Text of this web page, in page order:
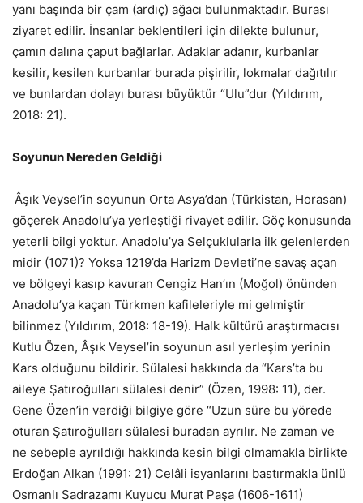
yanı başında bir çam (ardıç) ağacı bulunmaktadır. Burası
ziyaret edilir. İnsanlar beklentileri için dilekte bulunur,
çamın dalına çaput bağlarlar. Adaklar adanır, kurbanlar
kesilir, kesilen kurbanlar burada pişirilir, lokmalar dağıtılır
ve bunlardan dolayı burası büyüktür “Ulu”dur (Yıldırım,
2018: 21).
Soyunun Nereden Geldiği
Âşık Veysel’in soyunun Orta Asya’dan (Türkistan, Horasan)
göçerek Anadolu’ya yerleştiği rivayet edilir. Göç konusunda
yeterli bilgi yoktur. Anadolu’ya Selçuklularla ilk gelenlerden
midir (1071)? Yoksa 1219’da Harizm Devleti’ne savaş açan
ve bölgeyi kasıp kavuran Cengiz Han’ın (Moğol) önünden
Anadolu’ya kaçan Türkmen kafileleriyle mi gelmiştir
bilinmez (Yıldırım, 2018: 18-19). Halk kültürü araştırmacısı
Kutlu Özen, Âşık Veysel’in soyunun asıl yerleşim yerinin
Kars olduğunu bildirir. Sülalesi hakkında da “Kars’ta bu
aileye Şatıroğulları sülalesi denir” (Özen, 1998: 11), der.
Gene Özen’in verdiği bilgiye göre “Uzun süre bu yörede
oturan Şatıroğulları sülalesi buradan ayrılır. Ne zaman ve
ne sebeple ayrıldığı hakkında kesin bilgi olmamakla birlikte
Erdoğan Alkan (1991: 21) Celâli isyanlarını bastırmakla ünlü
Osmanlı Sadrazamı Kuyucu Murat Paşa (1606-1611)